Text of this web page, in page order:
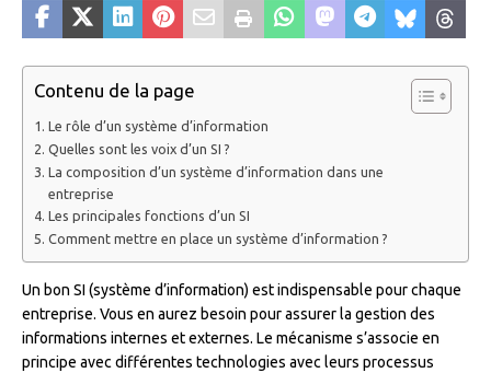
Contenu de la page
Le rôle d’un système d’information
Quelles sont les voix d’un SI ?
La composition d’un système d’information dans une
entreprise
Les principales fonctions d’un SI
Comment mettre en place un système d’information ?
Un bon SI (système d’information) est indispensable pour chaque
entreprise. Vous en aurez besoin pour assurer la gestion des
informations internes et externes. Le mécanisme s’associe en
principe avec différentes technologies avec leurs processus